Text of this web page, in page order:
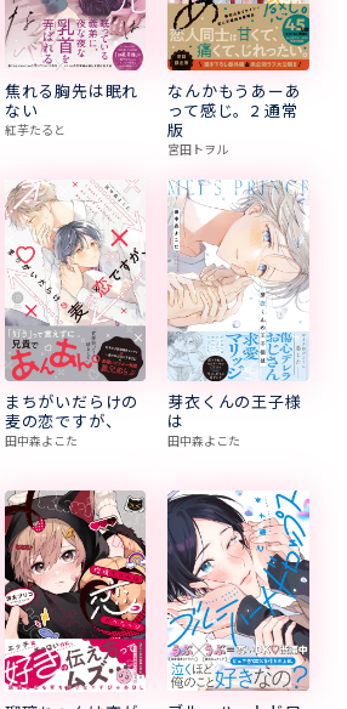
焦れる胸先は眠れ
ない
紅芋たると
なんかもうあーあ
って感じ。2 通常
版
宮田トヲル
まちがいだらけの
麦の恋ですが、
田中森よこた
芽衣くんの王子様
は
田中森よこた